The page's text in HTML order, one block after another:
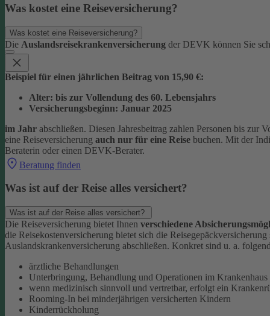
Was kostet eine Reiseversicherung?
Was kostet eine Reiseversicherung?
Die Auslandsreisekrankenversicherung der DEVK können Sie
Beispiel für einen jährlichen Beitrag von 15,90 €:
Alter: bis zur Vollendung des 60. Lebensjahrs
Versicherungsbeginn: Januar 2025
im Jahr abschließen. Diesen Jahresbeitrag zahlen Personen bis zur
eine Reiseversicherung auch nur für eine Reise buchen. Mit der
Beraterin oder einen DEVK-Berater.
Beratung finden
Was ist auf der Reise alles versichert?
Was ist auf der Reise alles versichert?
Die Reiseversicherung bietet Ihnen verschiedene
die Reisekostenversicherung bietet sich die
Auslandskrankenversicherung abschließen. Konkret sind u. a.
ärztliche Behandlungen
Unterbringung, Behandlung und Operationen im
wenn medizinisch sinnvoll und vertretbar, erfolgt ein
Rooming-In bei minderjährigen versicherten Kindern
Kinderrückholung